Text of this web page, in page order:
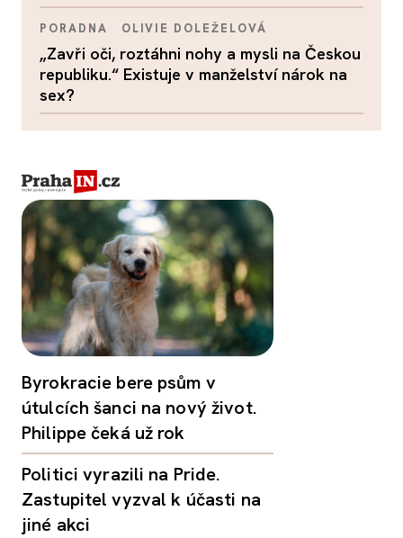
PORADNA OLIVIE DOLEŽELOVÁ
„Zavři oči, roztáhni nohy a mysli na Českou
republiku.“ Existuje v manželství nárok na
sex?
Byrokracie bere psům v
útulcích šanci na nový život.
Philippe čeká už rok
Politici vyrazili na Pride.
Zastupitel vyzval k účasti na
jiné akci